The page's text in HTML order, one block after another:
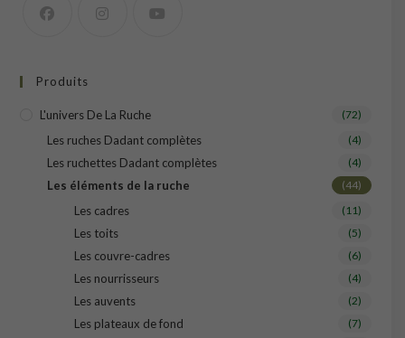
Produits
L'univers De La Ruche (72)
Les ruches Dadant complètes (4)
Les ruchettes Dadant complètes (4)
Les éléments de la ruche (44)
Les cadres (11)
Les toits (5)
Les couvre-cadres (6)
Les nourrisseurs (4)
Les auvents (2)
Les plateaux de fond (7)